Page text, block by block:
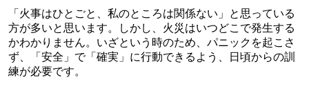
「火事はひとごと、私のところは関係ない」と思っている
方が多いと思います。しかし、火災はいつどこで発生する
かわかりません。 いざという時のため、パニックを起こさ
ず、「安全」で「確実」に行動できるよう、日頃からの訓
練が必要です。